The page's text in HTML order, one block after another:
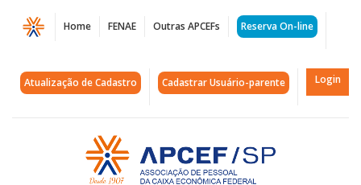
Página
Porque
votar
plebiscito
Home FENAE Outras APCEFs Reserva On-line
Atualização de Cadastro Cadastrar Usuário-parente Login
Acessar
página
inicial